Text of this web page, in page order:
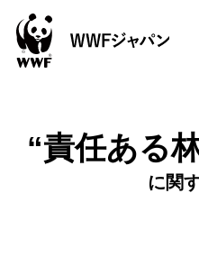
“責任ある
に関